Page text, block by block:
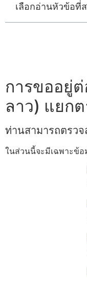
เลือกอ่านหัวข้อที่
การขออยู่
ลาว) แยก
ท่านสามารถตรวจ
ในส่วนนี้จะมีเฉพาะข้